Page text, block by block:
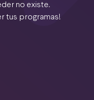
no existe.
tus programas!